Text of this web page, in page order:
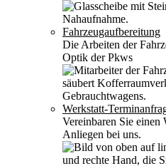
Fahrzeugaufbereitung
Die Arbeiten der
Optik der Pkws
Werkstatt-
Vereinbaren Sie
Anliegen bei uns.